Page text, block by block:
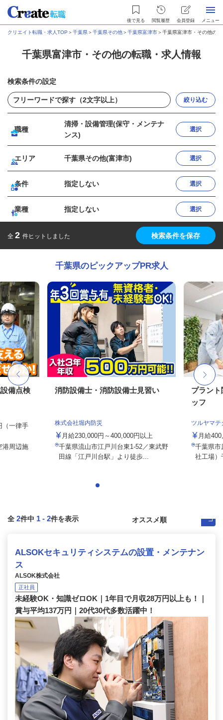
後で見る 閲覧履歴 会員登録 メニュー
クリエイト転職・求人TOP ＞千葉県＞千葉県その他＞千葉県富津市＞千葉県富津市・その他の
千葉県富津市・その他の転職・求人情報
検索条件の設定
絞り込む
職種
清掃・設備管理(保守・メンテナ
ンス)
選択
エリア 千葉県その他(富津市) 選択
条件 指定しない 選択
業種 指定しない 選択
全 2 件ヒットしました 検索条件を保存
千葉県のピックアップPR求人
備点検
（一律手
港周辺施
消防設備士・消防設備士見習い
株式会社堀内防災
月給230,000円～400,000円以上
千葉県流山市江戸川台東1-52／東武野
田線「江戸川台駅」より徒歩...
プラン
ッフ
ツルヤマテ
月給
千葉県市
社工場）
全 2件中 1 - 2件を表示
ALSOKセキュリティシステムの設置・メンテナン
ス
ALSOK株式会社
正社員
未経験OK・知識ゼロOK｜1年目で月収28万円以上も！｜
賞与平均137万円｜20代30代多数活躍中！